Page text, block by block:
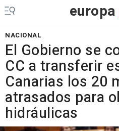
europa
NACIONAL
El Gobierno se
CC a transferir
Canarias los 20
atrasados para
hidráulicas